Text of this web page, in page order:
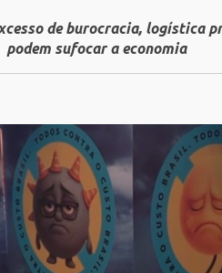
de burocracia, logística
podem sufocar a economia